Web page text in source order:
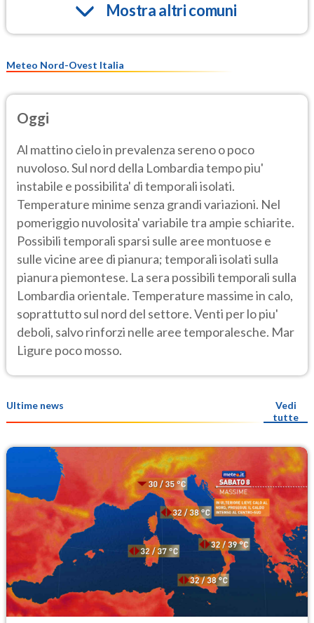
Mostra altri comuni
Meteo Nord-Ovest Italia
Oggi
Al mattino cielo in prevalenza sereno o poco
nuvoloso. Sul nord della Lombardia tempo piu'
instabile e possibilita' di temporali isolati.
Temperature minime senza grandi variazioni. Nel
pomeriggio nuvolosita' variabile tra ampie schiarite.
Possibili temporali sparsi sulle aree montuose e
sulle vicine aree di pianura; temporali isolati sulla
pianura piemontese. La sera possibili temporali sulla
Lombardia orientale. Temperature massime in calo,
soprattutto sul nord del settore. Venti per lo piu'
deboli, salvo rinforzi nelle aree temporalesche. Mar
Ligure poco mosso.
Ultime news
Vedi
tutte